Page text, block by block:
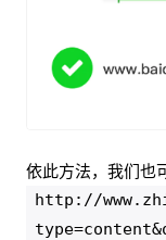
依此方法，我们也
http://